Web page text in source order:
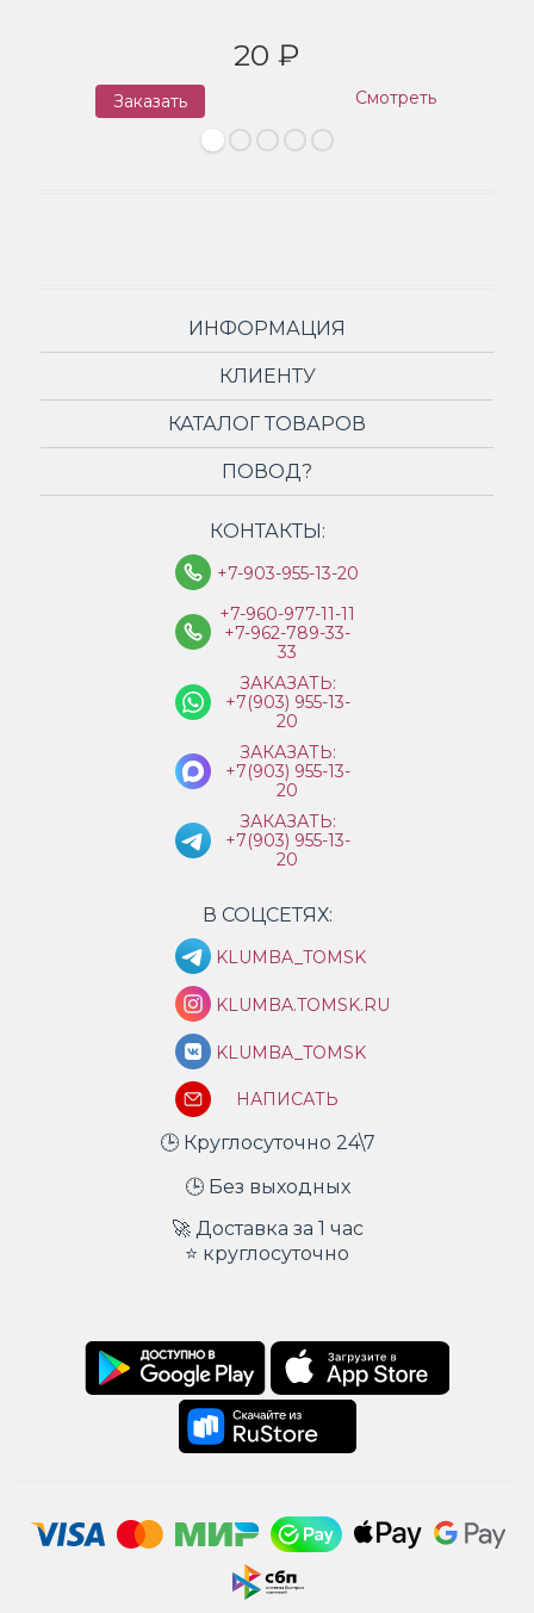
20 ₽
Заказать Смотреть
ИНФОРМАЦИЯ
КЛИЕНТУ
КАТАЛОГ ТОВАРОВ
ПОВОД?
КОНТАКТЫ:
+7-903-955-13-20
+7-960-977-11-11
+7-962-789-33-
33
ЗАКАЗАТЬ:
+7(903) 955-13-
20
ЗАКАЗАТЬ:
+7(903) 955-13-
20
ЗАКАЗАТЬ:
+7(903) 955-13-
20
В СОЦСЕТЯХ:
KLUMBA_TOMSK
KLUMBA.TOMSK.RU
KLUMBA_TOMSK
НАПИСАТЬ
🕒 Круглосуточно 24\7
🕒 Без выходных
🚀 Доставка за 1 час
⭐ круглосуточно